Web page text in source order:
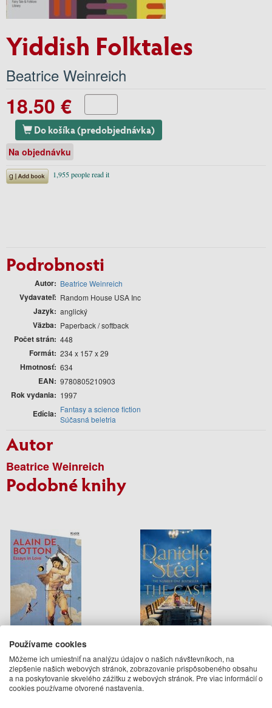
Yiddish Folktales
Beatrice Weinreich
18.50 €
Do košíka (predobjednávka)
Na objednávku
Podrobnosti
Autor Beatrice Weinreich
Vydavateľ Random House USA Inc
Jazyk anglický
Väzba Paperback / softback
Počet strán 448
Formát 234 x 157 x 29
Hmotnosť 634
EAN 9780805210903
Rok vydania 1997
Edícia
Fantasy a science fiction
Súčasná beletria
Autor
Beatrice Weinreich
Podobné knihy
Essays In Love
Alain de Botton
14.95 €
Danielle Steel
8.50 €
Používame cookies
Môžeme ich umiestniť na analýzu údajov o našich návštevníkoch, na
zlepšenie našich webových stránok, zobrazovanie prispôsobeného obsahu
a na poskytovanie skvelého zážitku z webových stránok. Pre viac informácií o
cookies používame otvorené nastavenia.